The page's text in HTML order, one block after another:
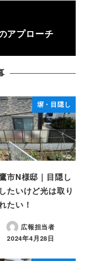
アプローチ
塀・目隠し
市N様邸｜目隠し
たいけど光は取り
たい！
広報担当者
投稿日
2024年4月28日